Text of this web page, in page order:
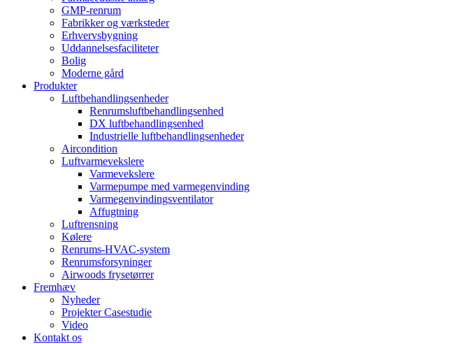
GMP-renrum
Fabrikker og værksteder
Erhvervsbygning
Uddannelsesfaciliteter
Bolig
Moderne gård
Produkter
Luftbehandlingsenheder
Renrumsluftbehandlingsenhed
DX luftbehandlingsenhed
Industrielle luftbehandlingsenheder
Aircondition
Luftvarmevekslere
Varmevekslere
Varmepumpe med varmegenvinding
Varmegenvindingsventilator
Affugtning
Luftrensning
Kølere
Renrums-HVAC-system
Renrumsforsyninger
Airwoods frysetørrer
Fremhæv
Nyheder
Projekter Casestudie
Video
Kontakt os